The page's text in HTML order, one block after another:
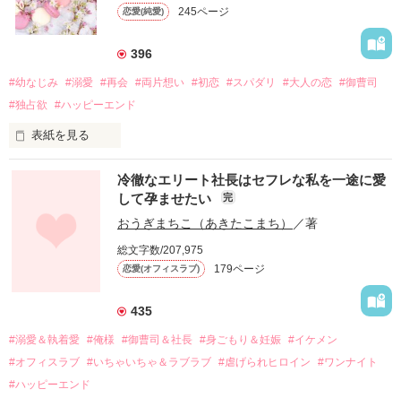
恋愛(純愛) 245ページ
396
#幼なじみ #溺愛 #再会 #両片想い #初恋 #スパダリ #大人の恋 #御曹司
#独占欲
#ハッピーエンド
表紙を見る
幼なじみの哲平に淡い恋心を抱いていた美桜。
しかし、ある出来事をきっかけに二人の関係は壊れてしまう。
関係修復もできないまま、美桜は両親の離婚によって
引っ越すことになり、哲平とも離れ離れになった。
それから約十二年後。
過去の傷から、二度と会いたくないと思っていた哲平に
運命のような再会を果たす。
酔った勢いで一夜を共にしてしまった。
冷徹なエリート社長はセフレな私を一途に愛
して孕ませたい
完
おうぎまちこ（あきたこまち） ／著
総文字数/207,975
恋愛(オフィスラブ) 179ページ
435
#溺愛＆執着愛 #俺様 #御曹司＆社長 #身ごもり＆妊娠 #イケメン
#オフィスラブ #いちゃいちゃ＆ラブラブ #虐げられヒロイン
#ワンナイト
#ハッピーエンド